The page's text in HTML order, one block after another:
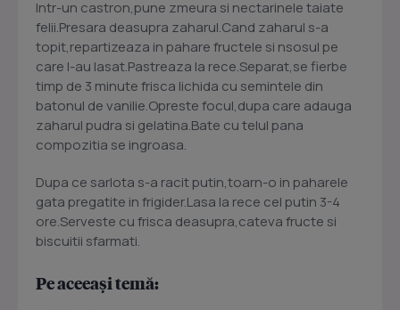
Intr-un castron,pune zmeura si nectarinele taiate
felii.Presara deasupra zaharul.Cand zaharul s-a
topit,repartizeaza in pahare fructele si nsosul pe
care l-au lasat.Pastreaza la rece.Separat,se fierbe
timp de 3 minute frisca lichida cu semintele din
batonul de vanilie.Opreste focul,dupa care adauga
zaharul pudra si gelatina.Bate cu telul pana
compozitia se ingroasa.
Dupa ce sarlota s-a racit putin,toarn-o in paharele
gata pregatite in frigider.Lasa la rece cel putin 3-4
ore.Serveste cu frisca deasupra,cateva fructe si
biscuitii sfarmati.
Pe aceeași temă: